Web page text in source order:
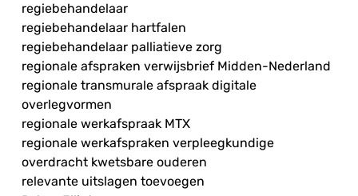
regiebehandelaar
regiebehandelaar hartfalen
regiebehandelaar palliatieve zorg
regionale afspraken verwijsbrief Midden-Nederland
regionale transmurale afspraak digitale
overlegvormen
regionale werkafspraak MTX
regionale werkafspraken verpleegkundige
overdracht kwetsbare ouderen
relevante uitslagen toevoegen